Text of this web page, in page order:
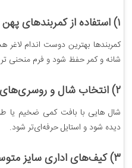
۱) استفاده از کمربندهای پهن یا گره‌ای
کمربندها بهترین دوست اندام
شانه و کمر حفظ شود و فرم منحنی
۲) انتخاب شال و روسری‌های حجمی
شال هایی با بافت کمی ضخیم یا
دیده شود و استایل حرفه‌ای‌تر شود.
۳) کیف‌های اداری سایز متوسط